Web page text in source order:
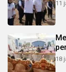
11
18